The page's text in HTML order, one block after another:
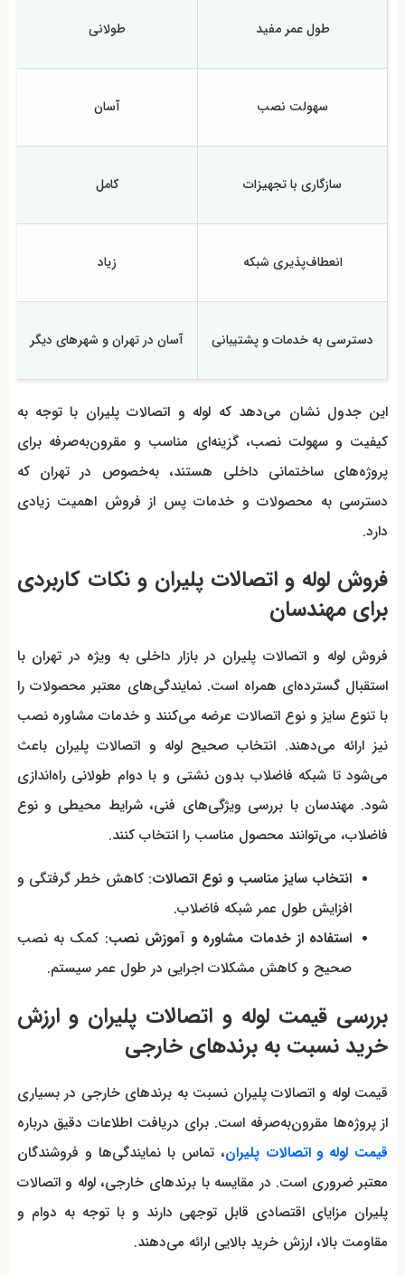
طول عمر مفید طولانی
سهولت نصب آسان
سازگاری با تجهیزات کامل
انعطاف‌پذیری شبکه زیاد
دسترسی به خدمات و پشتیبانی آسان در تهران و شهرهای دیگر
این جدول نشان می‌دهد که لوله و اتصالات پلیران با توجه به
کیفیت و سهولت نصب، گزینه‌ای مناسب و مقرون‌به‌صرفه برای
پروژه‌های ساختمانی داخلی هستند، به‌خصوص در تهران که
دسترسی به محصولات و خدمات پس از فروش اهمیت زیادی
دارد.
فروش لوله و اتصالات پلیران و نکات کاربردی
برای مهندسان
فروش لوله و اتصالات پلیران در بازار داخلی به ویژه در تهران با
استقبال گسترده‌ای همراه است. نمایندگی‌های معتبر محصولات را
با تنوع سایز و نوع اتصالات عرضه می‌کنند و خدمات مشاوره نصب
نیز ارائه می‌دهند. انتخاب صحیح لوله و اتصالات پلیران باعث
می‌شود تا شبکه فاضلاب بدون نشتی و با دوام طولانی راه‌اندازی
شود. مهندسان با بررسی ویژگی‌های فنی، شرایط محیطی و نوع
فاضلاب، می‌توانند محصول مناسب را انتخاب کنند.
انتخاب سایز مناسب و نوع اتصالات: کاهش خطر گرفتگی و
افزایش طول عمر شبکه فاضلاب.
استفاده از خدمات مشاوره و آموزش نصب: کمک به نصب
صحیح و کاهش مشکلات اجرایی در طول عمر سیستم.
بررسی قیمت لوله و اتصالات پلیران و ارزش
خرید نسبت به برندهای خارجی
قیمت لوله و اتصالات پلیران نسبت به برندهای خارجی در بسیاری
از پروژه‌ها مقرون‌به‌صرفه است. برای دریافت اطلاعات دقیق درباره
قیمت لوله و اتصالات پلیران، تماس با نمایندگی‌ها و فروشندگان
معتبر ضروری است. در مقایسه با برندهای خارجی، لوله و اتصالات
پلیران مزایای اقتصادی قابل توجهی دارند و با توجه به دوام و
مقاومت بالا، ارزش خرید بالایی ارائه می‌دهند.